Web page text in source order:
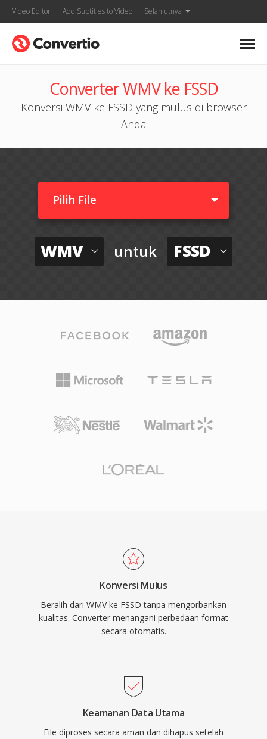
Video Editor Add Subtitles to Video Selanjutnya
Converter WMV ke FSSD
Konversi WMV ke FSSD yang mulus di browser
Anda
Pilih File
WMV untuk FSSD
Konversi Mulus
Beralih dari WMV ke FSSD tanpa mengorbankan
kualitas. Converter menangani perbedaan format
secara otomatis.
Keamanan Data Utama
File diproses secara aman dan dihapus setelah